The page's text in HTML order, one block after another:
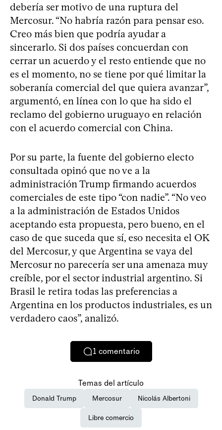
debería ser motivo de una ruptura del
Mercosur. “⁠No habría razón para pensar eso.
Creo más bien que podría ayudar a
sincerarlo. Si dos países concuerdan con
cerrar un acuerdo y el resto entiende que no
es el momento, no se tiene por qué limitar la
soberanía comercial del que quiera avanzar”,
argumentó, en línea con lo que ha sido el
reclamo del gobierno uruguayo en relación
con el acuerdo comercial con China.
Por su parte, la fuente del gobierno electo
consultada opinó que no ve a la
administración Trump firmando acuerdos
comerciales de este tipo “con nadie”. “No veo
a la administración de Estados Unidos
aceptando esta propuesta, pero bueno, en el
caso de que suceda que sí, eso necesita el OK
del Mercosur, y que Argentina se vaya del
Mercosur no parecería ser una amenaza muy
creíble, por el sector industrial argentino. Si
Brasil le retira todas las preferencias a
Argentina en los productos industriales, es un
verdadero caos”, analizó.
1 comentario
Temas del artículo
Donald Trump Mercosur Nicolás Albertoni
Libre comercio